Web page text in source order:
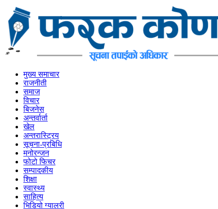
मुख्य समाचार
राजनीती
समाज
विचार
बिजनेस
अन्तर्वार्ता
खेल
अन्तरास्ट्रिय
सूचना-प्रबिधि
मनोरन्जन
फोटो फिचर
सम्पादकीय
शिक्षा
स्वास्थ्य
साहित्य
भिडियो ग्यालरी